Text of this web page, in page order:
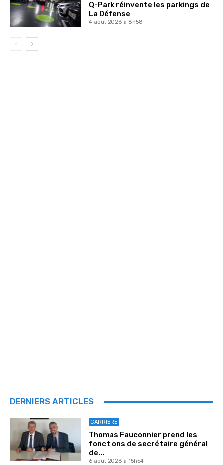
Q-Park réinvente les parkings de
La Défense
4 août 2026 à 8h58
DERNIERS ARTICLES
CARRIÈRE
Thomas Fauconnier prend les
fonctions de secrétaire général
de...
6 août 2026 à 15h54